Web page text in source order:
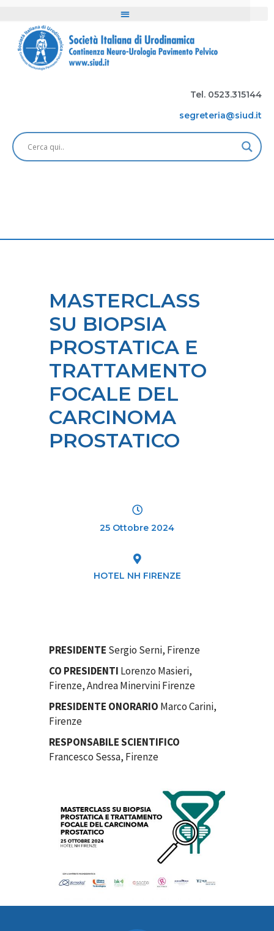
Tel. 0523.315144
segreteria@siud.it
MASTERCLASS
SU BIOPSIA
PROSTATICA E
TRATTAMENTO
FOCALE DEL
CARCINOMA
PROSTATICO
25 Ottobre 2024
HOTEL NH FIRENZE
PRESIDENTE Sergio Serni, Firenze
CO PRESIDENTI Lorenzo Masieri,
Firenze, Andrea Minervini Firenze
PRESIDENTE ONORARIO Marco Carini,
Firenze
RESPONSABILE SCIENTIFICO
Francesco Sessa, Firenze